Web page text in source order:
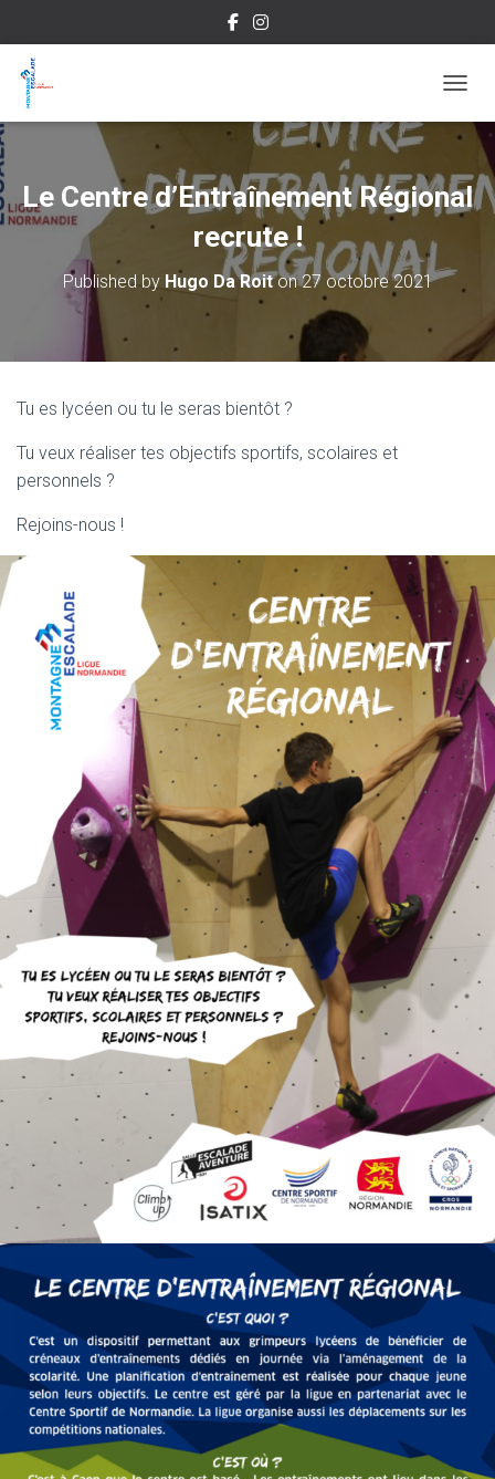
Le Centre d’Entraînement Régional
recrute !
Published by Hugo Da Roiton27 octobre 2021
Tu es lycéen ou tu le seras bientôt ?
Tu veux réaliser tes objectifs sportifs, scolaires et
personnels ?
Rejoins-nous !